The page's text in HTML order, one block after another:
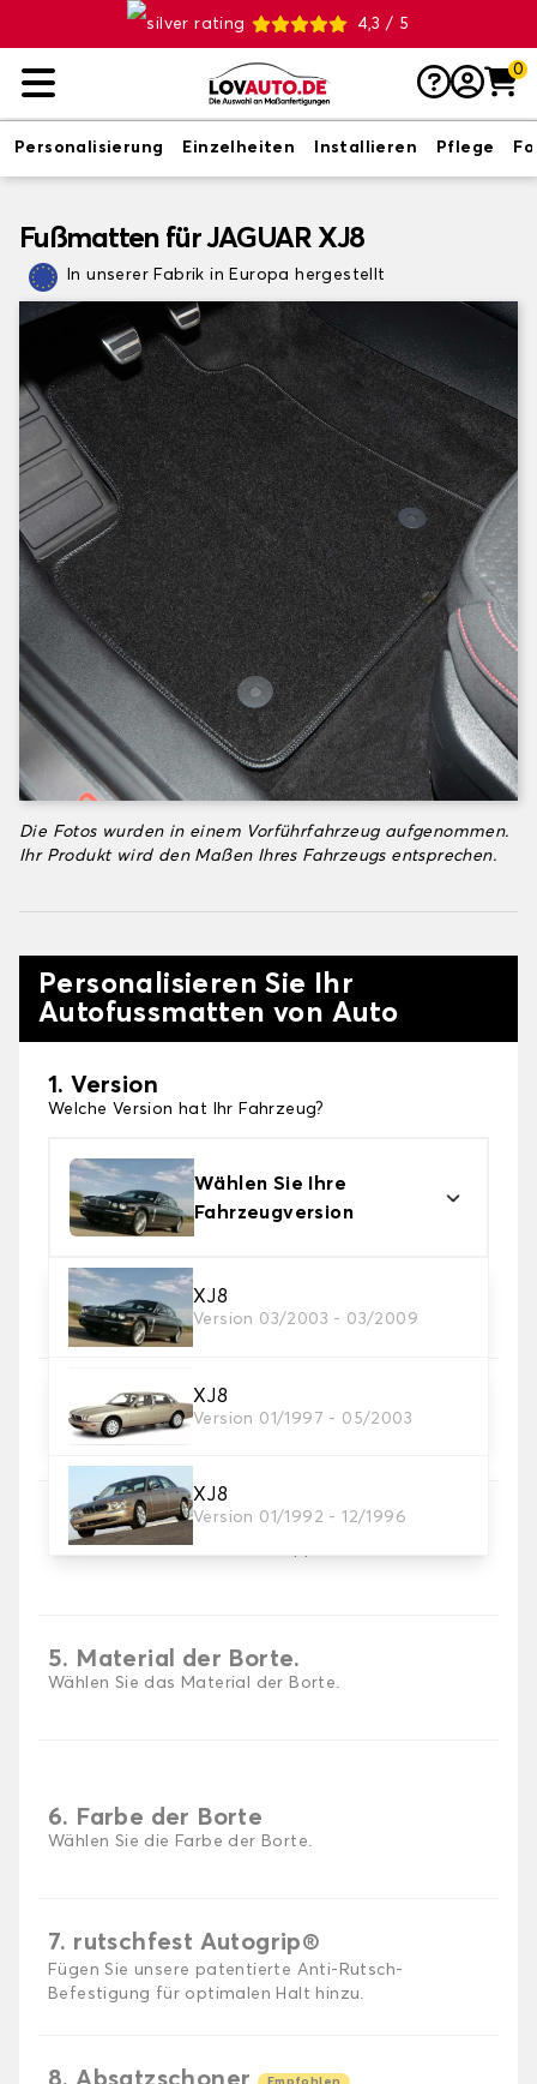
4,3 / 5
0
Personalisierung Einzelheiten Installieren Pflege
Fußmatten für JAGUAR XJ8
In unserer Fabrik in Europa hergestellt
Die Fotos wurden in einem Vorführfahrzeug aufgenommen.
Ihr Produkt wird den Maßen Ihres Fahrzeugs entsprechen.
Personalisieren Sie Ihr
Autofussmatten von Auto
1. Version
Welche Version hat Ihr Fahrzeug?
Wählen Sie Ihre
Fahrzeugversion
XJ8
Version 03/2003 - 03/2009
XJ8
Version 01/1997 - 05/2003
XJ8
Version 01/1992 - 12/1996
2. Material
Wählen Sie das Material Ihres Autofussmatten
3. Set-Auswahl
Wählen Sie die Anzahl der Automatten, die Sie
benötigen.
4. Teppichfarbe
Wählen Sie die Farbe Ihres Teppichs Auto.
5. Material der Borte.
Wählen Sie das Material der Borte.
6. Farbe der Borte
Wählen Sie die Farbe der Borte.
7. rutschfest Autogrip®
Fügen Sie unsere patentierte Anti-Rutsch-
Befestigung für optimalen Halt hinzu.
Empfohlen